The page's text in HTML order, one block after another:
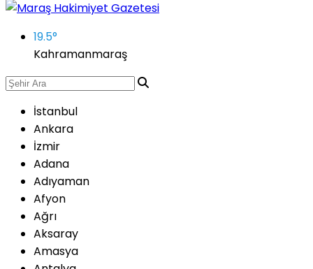
19.5°
Kahramanmaraş
İstanbul
Ankara
İzmir
Adana
Adıyaman
Afyon
Ağrı
Aksaray
Amasya